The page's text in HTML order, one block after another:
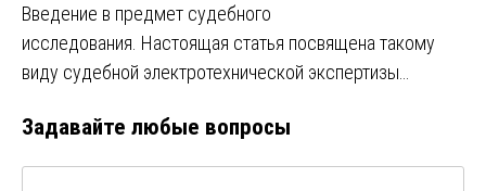
Введение в предмет судебного
исследования. Настоящая статья посвящена такому
виду судебной электротехнической экспертизы…
Задавайте любые вопросы